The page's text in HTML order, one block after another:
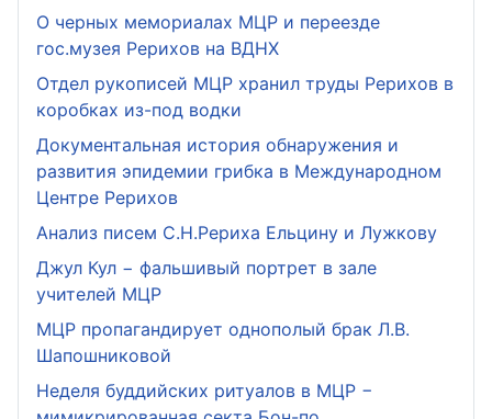
О черных мемориалах МЦР и переезде
гос.музея Рерихов на ВДНХ
Отдел рукописей МЦР хранил труды Рерихов в
коробках из-под водки
Документальная история обнаружения и
развития эпидемии грибка в Международном
Центре Рерихов
Анализ писем С.Н.Рериха Ельцину и Лужкову
Джул Кул − фальшивый портрет в зале
учителей МЦР
МЦР пропагандирует однополый брак Л.В.
Шапошниковой
Неделя буддийских ритуалов в МЦР −